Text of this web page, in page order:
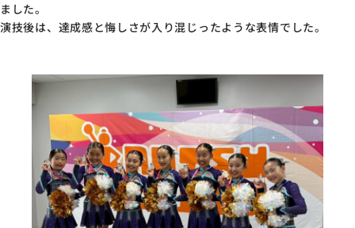
ました。
演技後は、達成感と悔しさが入り混じったような表情でした。